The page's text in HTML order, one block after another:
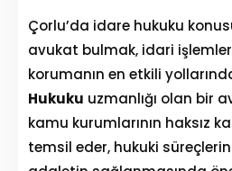
Çorlu’da idare hukuku
avukat bulmak, idari işlemlere
korumanın en etkili
Hukuku uzmanlığı olan bir
kamu kurumlarının haksız
temsil eder, hukuki